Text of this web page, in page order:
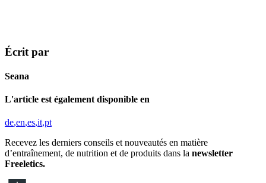
Écrit par
Seana
L'article est également disponible en
de en es it pt
Recevez les derniers conseils et nouveautés en matière
d’entraînement, de nutrition et de produits dans la newsletter
Freeletics.